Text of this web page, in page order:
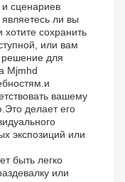
сценариев
ли вы
сохранить
или вам
решение для
Mjmhd
вашему
делает его
экспозиций или
быть легко
или